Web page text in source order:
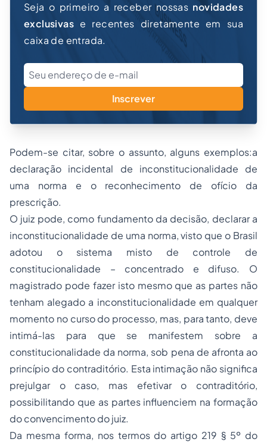
Seja o primeiro a receber nossas novidades
exclusivas e recentes diretamente em sua
caixa de entrada.
Inscrever
Podem-se citar, sobre o assunto, alguns exemplos:a
declaração incidental de inconstitucionalidade de
uma norma e o reconhecimento de ofício da
prescrição.
O juiz pode, como fundamento da decisão, declarar a
inconstitucionalidade de uma norma, visto que o Brasil
adotou o sistema misto de controle de
constitucionalidade – concentrado e difuso. O
magistrado pode fazer isto mesmo que as partes não
tenham alegado a inconstitucionalidade em qualquer
momento no curso do processo, mas, para tanto, deve
intimá-las para que se manifestem sobre a
constitucionalidade da norma, sob pena de afronta ao
princípio do contraditório. Esta intimação não significa
prejulgar o caso, mas efetivar o contraditório,
possibilitando que as partes influenciem na formação
do convencimento do juiz.
Da mesma forma, nos termos do artigo 219 § 5º do